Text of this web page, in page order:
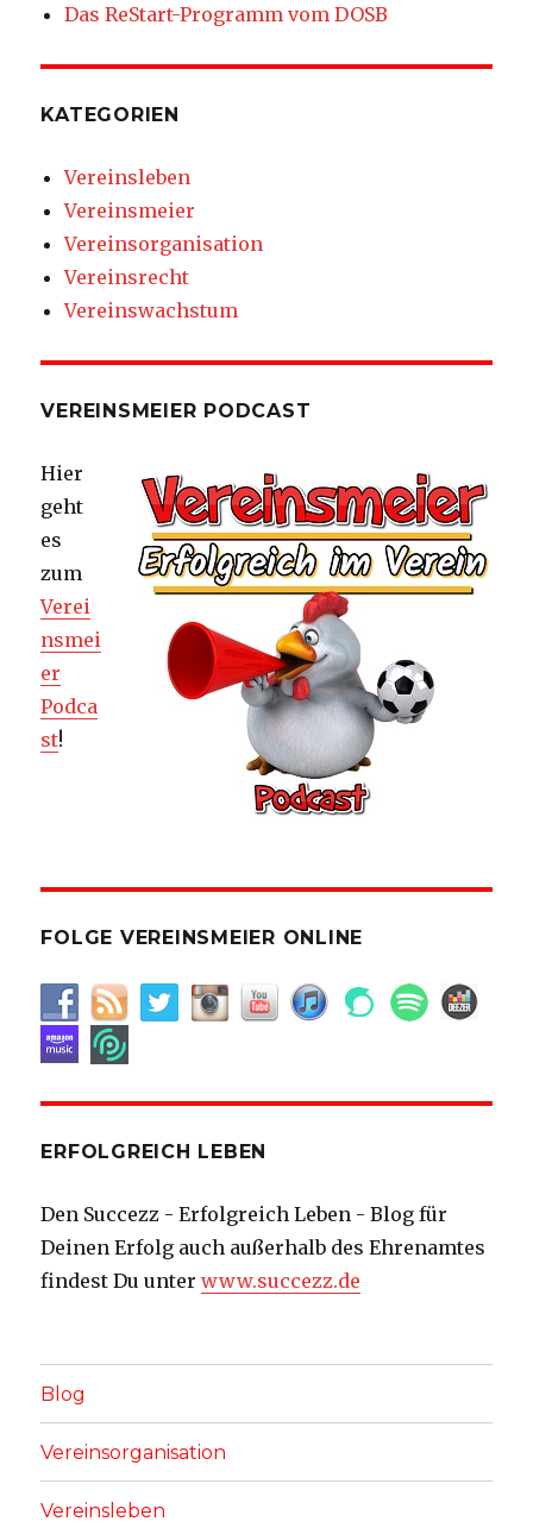
Das ReStart-Programm vom DOSB
KATEGORIEN
Vereinsleben
Vereinsmeier
Vereinsorganisation
Vereinsrecht
Vereinswachstum
VEREINSMEIER PODCAST
Hier
geht
es
zum
Verei
nsmei
er
Podca
st!
FOLGE VEREINSMEIER ONLINE
ERFOLGREICH LEBEN
Den Succezz - Erfolgreich Leben - Blog für
Deinen Erfolg auch außerhalb des Ehrenamtes
findest Du unterwww.succezz.de
Blog
Vereinsorganisation
Vereinsleben